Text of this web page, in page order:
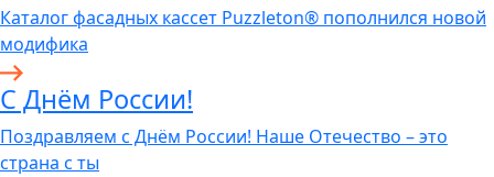
Каталог фасадных кассет Puzzleton® пополнился новой
модифика
С Днём России!
Поздравляем с Днём России! Наше Отечество – это
страна с ты